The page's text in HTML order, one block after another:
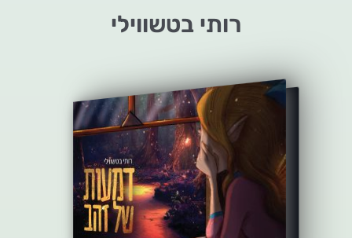
רותי בטשווילי